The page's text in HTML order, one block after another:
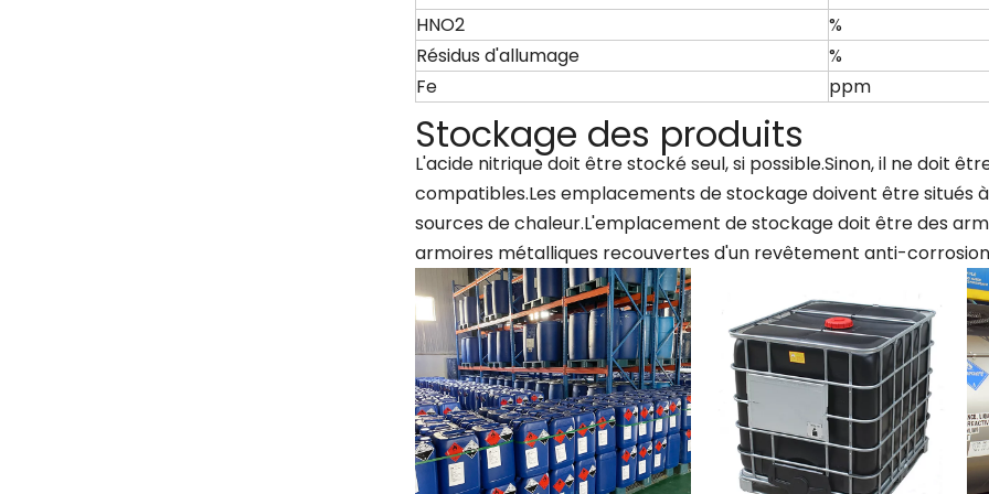
HNO2
%
Résidus d'allumage
%
Fe
ppm
Stockage des produits
L'acide nitrique doit être stocké seul, si possible.Sinon, il ne doit
compatibles.Les emplacements de stockage doivent être situés
sources de chaleur.L'emplacement de stockage doit être des
armoires métalliques recouvertes d'un revêtement anti-